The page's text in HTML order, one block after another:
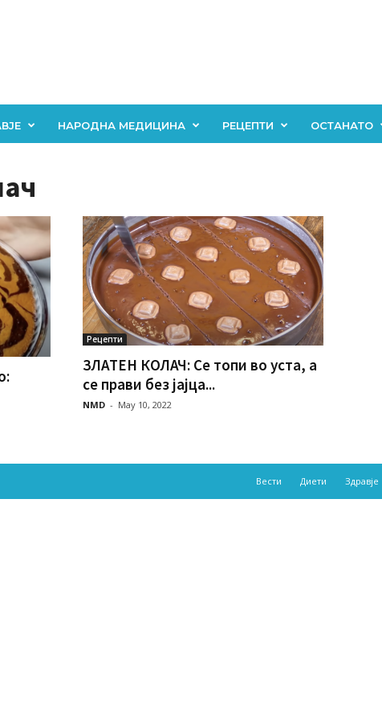
НАРОДНА МЕДИЦИНА РЕЦЕПТИ ОСТАНАТО
Рецепти
ЗЛАТЕН КОЛАЧ: Се топи во уста, а
се прави без јајца...
NMD - May 10, 2022
Вести Диети Здравје